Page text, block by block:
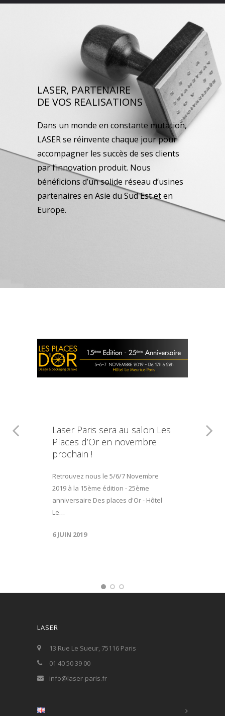
LASER, PARTENAIRE
DE VOS REALISATIONS
Dans un monde en constante mutation,
LASER se réinvente chaque jour pour
accompagner les succès de ses clients
par l’innovation produit. Nous
bénéficions d’un solide réseau d’usines
partenaires en Asie du Sud Est et en
Europe.
Laser Paris sera au salon Les
Places d’Or en novembre
prochain !
Retrouvez nous le 5/6/7 Novembre
2019 à la 15ème édition - 25ème
anniversaire Des places d'Or - Hôtel
Le…
6 JUIN 2019
LASER
13 Rue Le Sueur, 75116 Paris
01 40 50 39 00
info@laser-paris.fr